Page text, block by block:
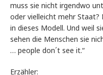
muss sie nicht irgendwo
oder vielleicht mehr Staat?
in dieses Modell. Und weil
sehen die Menschen sie
… people don´t see it.“
Erzähler: